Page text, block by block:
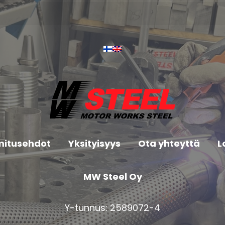
Yksityisyys Ota yhteyttä
MW Steel Oy
Y-tunnus: 2589072-4